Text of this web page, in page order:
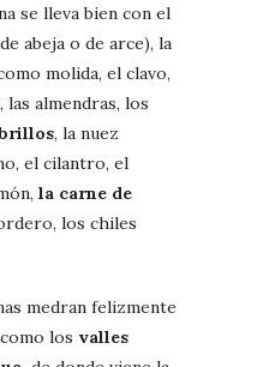
se lleva bien con el
abeja o de arce), la
molida, el clavo,
las almendras, los
, la nuez
el cilantro, el
la carne de
los chiles
medran felizmente
los valles